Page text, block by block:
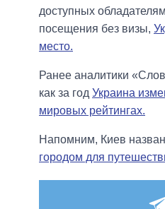
доступных
посещения без визы,
место.
Ранее аналитики
как за год Украина
мировых рейтингах.
Напомним, Киев назван
городом для